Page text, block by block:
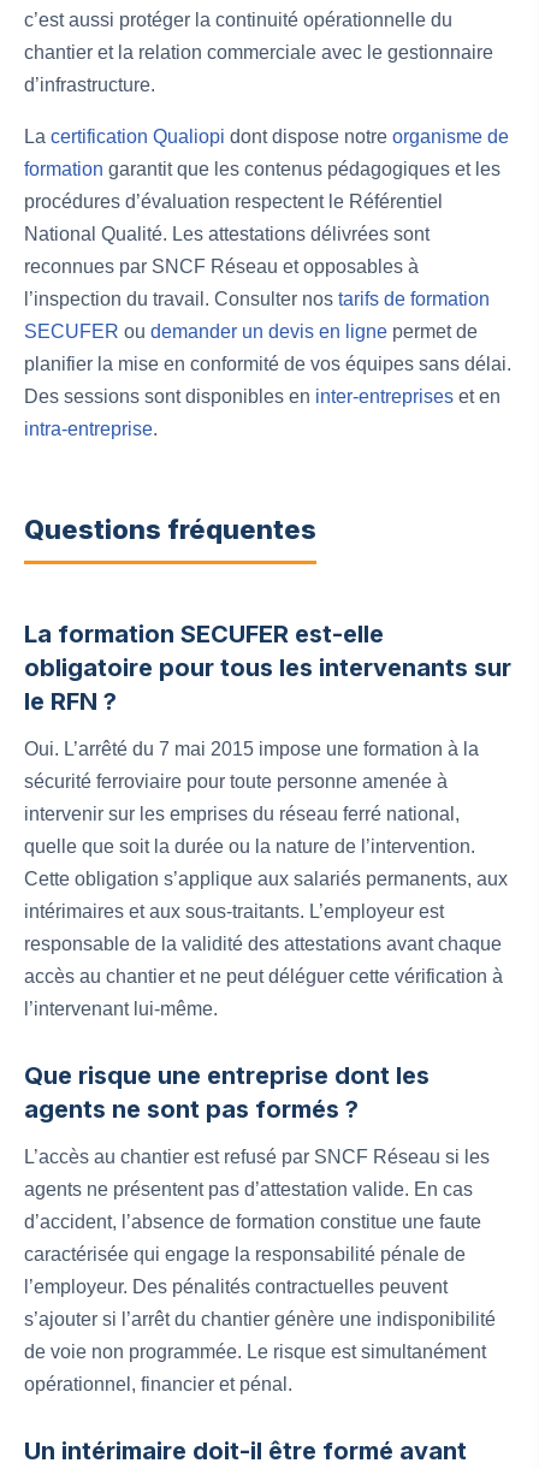
c’est aussi protéger la continuité opérationnelle du
chantier et la relation commerciale avec le gestionnaire
d’infrastructure.
La certification Qualiopi dont dispose notre organisme de
formation garantit que les contenus pédagogiques et les
procédures d’évaluation respectent le Référentiel
National Qualité. Les attestations délivrées sont
reconnues par SNCF Réseau et opposables à
l’inspection du travail. Consulter nos tarifs de formation
SECUFER ou demander un devis en ligne permet de
planifier la mise en conformité de vos équipes sans délai.
Des sessions sont disponibles en inter-entreprises et en
intra-entreprise.
Questions fréquentes
La formation SECUFER est-elle
obligatoire pour tous les intervenants sur
le RFN ?
Oui. L’arrêté du 7 mai 2015 impose une formation à la
sécurité ferroviaire pour toute personne amenée à
intervenir sur les emprises du réseau ferré national,
quelle que soit la durée ou la nature de l’intervention.
Cette obligation s’applique aux salariés permanents, aux
intérimaires et aux sous-traitants. L’employeur est
responsable de la validité des attestations avant chaque
accès au chantier et ne peut déléguer cette vérification à
l’intervenant lui-même.
Que risque une entreprise dont les
agents ne sont pas formés ?
L’accès au chantier est refusé par SNCF Réseau si les
agents ne présentent pas d’attestation valide. En cas
d’accident, l’absence de formation constitue une faute
caractérisée qui engage la responsabilité pénale de
l’employeur. Des pénalités contractuelles peuvent
s’ajouter si l’arrêt du chantier génère une indisponibilité
de voie non programmée. Le risque est simultanément
opérationnel, financier et pénal.
Un intérimaire doit-il être formé avant